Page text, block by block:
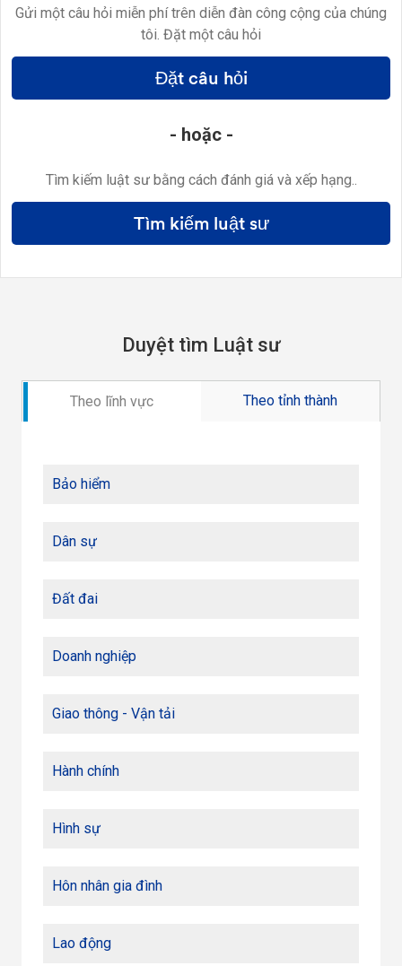
Gửi một câu hỏi miễn phí trên diễn đàn công cộng của chúng
tôi. Đặt một câu hỏi
Đặt câu hỏi
- hoặc -
Tìm kiếm luật sư bằng cách đánh giá và xếp hạng..
Tìm kiếm luật sư
Duyệt tìm Luật sư
Theo lĩnh vực Theo tỉnh thành
Bảo hiểm
Dân sự
Đất đai
Doanh nghiệp
Giao thông - Vận tải
Hành chính
Hình sự
Hôn nhân gia đình
Lao động